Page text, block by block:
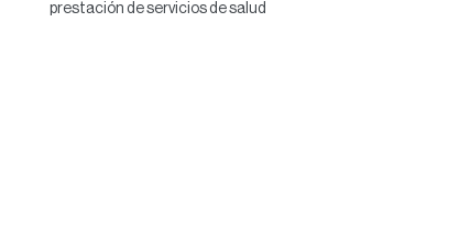
prestación de servicios de salud